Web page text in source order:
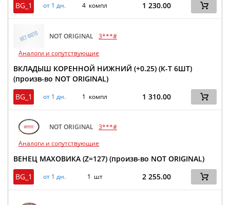
BG_1
от 1 дн. 4 компл 1 230.00
NOT ORIGINAL 3***#
Аналоги и сопутствующие
ВКЛАДЫШ КОРЕННОЙ НИЖНИЙ (+0.25) (К-Т 6ШТ)
(произв-во NOT ORIGINAL)
BG_1
от 1 дн. 1 компл 1 310.00
NOT ORIGINAL 3***#
Аналоги и сопутствующие
ВЕНЕЦ МАХОВИКА (Z=127) (произв-во NOT ORIGINAL)
BG_1
от 1 дн. 1 шт 2 255.00